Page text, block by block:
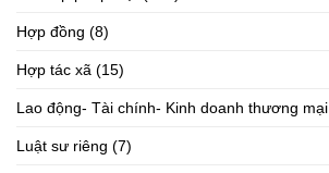
Hợp đồng (8)
Hợp tác xã (15)
Lao động- Tài chính- Kinh doanh thương mại
Luật sư riêng (7)